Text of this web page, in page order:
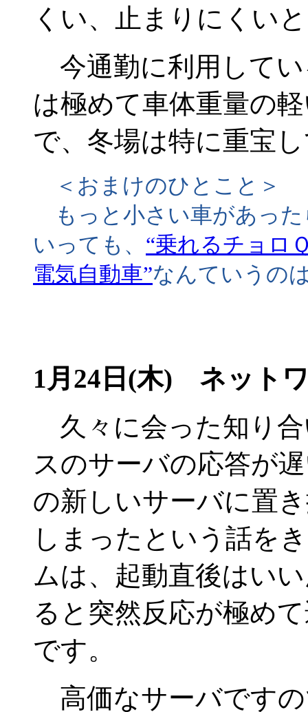
くい、止まりにくい
今通勤に利用して
は極めて車体重量の
で、冬場は特に重宝
＜おまけのひとこと＞
もっと小さい車があった
いっても、 “乗れるチョロ
電気自動車”なんていうの
1月24日(木) ネット
久々に会った知り
スのサーバの応答が
の新しいサーバに置
しまったという話を
ムは、起動直後はい
ると突然反応が極め
です。
高価なサーバです